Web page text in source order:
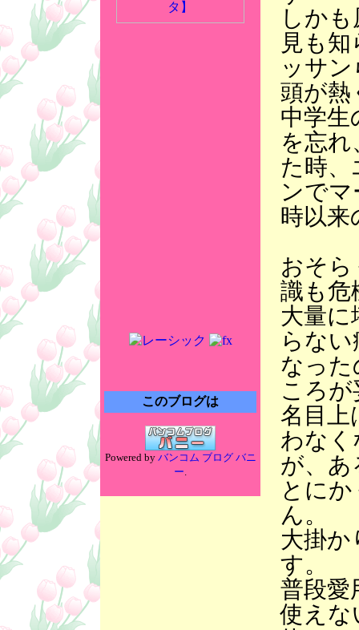
このブログは
Powered by バンコム ブログ バニ
ー.
しか
見も
ッサ
頭が熱
中学生
を忘
た時
ンで
時以来
おそ
識も危
大量
らな
なった
ころ
名目上
わな
が、あ
とに
ん。
大掛
す。
普段愛
使えな